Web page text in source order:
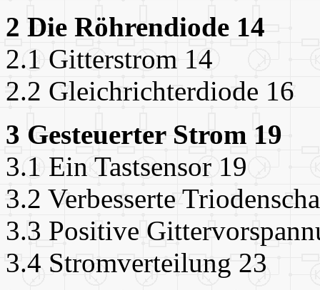
2 Die Röhrendiode 14
2.1 Gitterstrom 14
2.2 Gleichrichterdiode 16
3 Gesteuerter Strom 19
3.1 Ein Tastsensor 19
3.2 Verbesserte
3.3 Positive
3.4 Stromverteilung 23